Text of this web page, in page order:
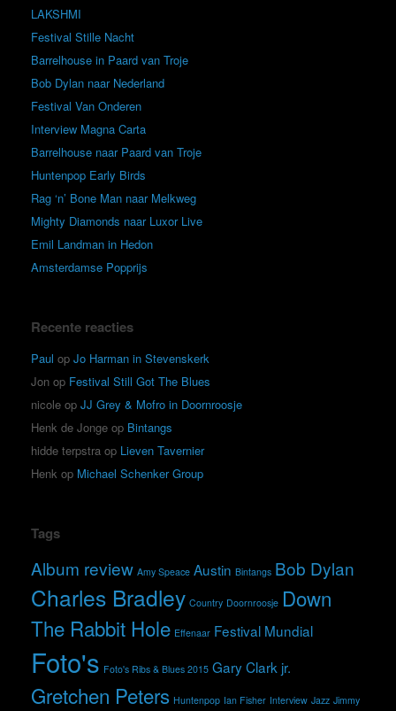
LAKSHMI
Festival Stille Nacht
Barrelhouse in Paard van Troje
Bob Dylan naar Nederland
Festival Van Onderen
Interview Magna Carta
Barrelhouse naar Paard van Troje
Huntenpop Early Birds
Rag ‘n’ Bone Man naar Melkweg
Mighty Diamonds naar Luxor Live
Emil Landman in Hedon
Amsterdamse Popprijs
Recente reacties
Paul op Jo Harman in Stevenskerk
Jon op Festival Still Got The Blues
nicole op JJ Grey & Mofro in Doornroosje
Henk de Jonge op Bintangs
hidde terpstra op Lieven Tavernier
Henk op Michael Schenker Group
Tags
Album review Amy Speace Austin Bintangs Bob Dylan
Charles Bradley Country Doornroosje Down
The Rabbit Hole Effenaar Festival Mundial
Foto's Foto's Ribs & Blues 2015 Gary Clark jr.
Gretchen Peters Huntenpop Ian Fisher Interview Jazz Jimmy